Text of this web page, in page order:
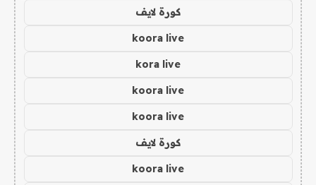
كورة لايف
koora live
kora live
koora live
koora live
كورة لايف
koora live